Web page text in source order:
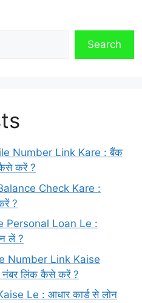
Search
Number Link Kare : बैंक
करें ?
Check Kare :
?
Personal Loan Le :
लें ?
Number Link Kaise
नंबर लिंक कैसे करें ?
Le : आधार कार्ड से लोन